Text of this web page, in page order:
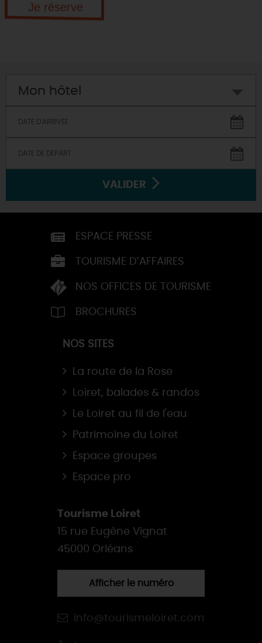
Je réserve
Mon hôtel
VALIDER
ESPACE PRESSE
TOURISME D’AFFAIRES
NOS OFFICES DE TOURISME
BROCHURES
NOS SITES
La route de la Rose
Loiret, balades & randos
Le Loiret au fil de l'eau
Patrimoine du Loiret
Espace groupes
Espace pro
Tourisme Loiret
15 rue Eugène Vignat
45000 Orléans
Afficher le numéro
info@tourismeloiret.com